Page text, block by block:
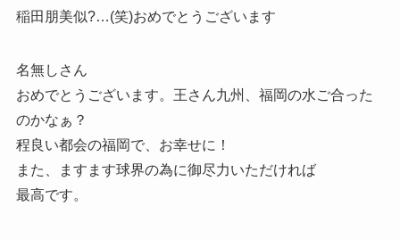
稲田朋美似?…(笑)おめでとうございます
名無しさん
おめでとうございます。王さん九州、福岡の水ご合った
のかなぁ？
程良い都会の福岡で、お幸せに！
また、ますます球界の為に御尽力いただければ
最高です。